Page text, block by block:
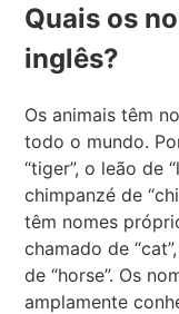
Quais os
inglês?
Os animais têm
todo o mundo.
“tiger”, o leão de
chimpanzé de
têm nomes
chamado de
de “horse”. Os
amplamente